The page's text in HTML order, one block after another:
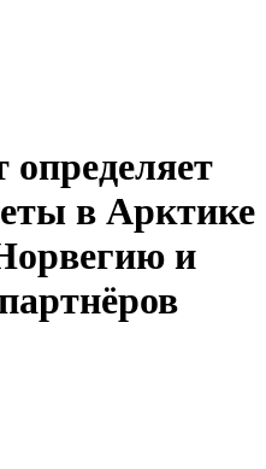
в Арктике
и